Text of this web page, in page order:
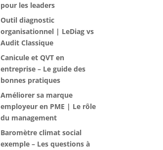
pour les leaders
Outil diagnostic
organisationnel | LeDiag vs
Audit Classique
Canicule et QVT en
entreprise – Le guide des
bonnes pratiques
Améliorer sa marque
employeur en PME | Le rôle
du management
Baromètre climat social
exemple – Les questions à